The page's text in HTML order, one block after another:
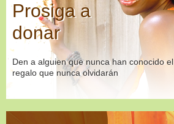
Prosiga a
donar
Den a alguien que nunca han conocido el
regalo que nunca olvidarán